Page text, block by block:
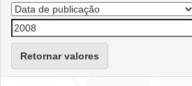
Retornar valores